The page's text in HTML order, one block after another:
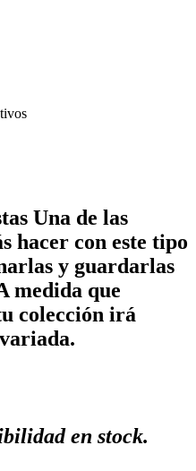
Una de las
hacer con este tipo
y guardarlas
medida que
colección irá
en stock.